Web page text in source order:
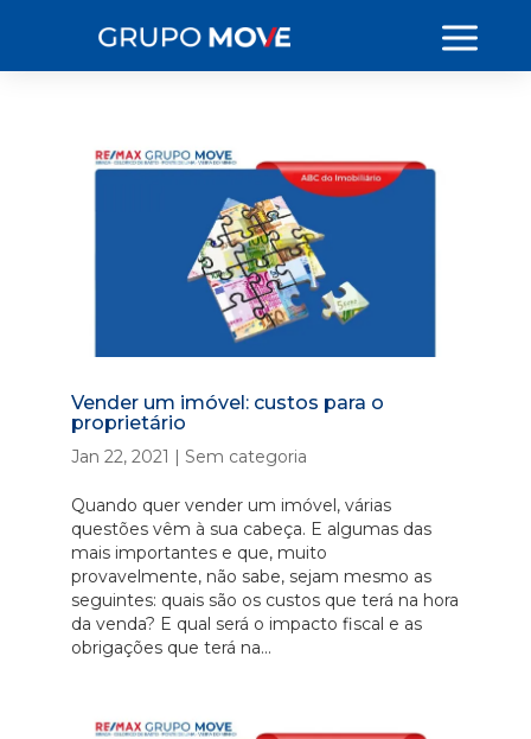
Vender um imóvel: custos para o
proprietário
Jan 22, 2021 | Sem categoria
Quando quer vender um imóvel, várias
questões vêm à sua cabeça. E algumas das
mais importantes e que, muito
provavelmente, não sabe, sejam mesmo as
seguintes: quais são os custos que terá na hora
da venda? E qual será o impacto fiscal e as
obrigações que terá na...